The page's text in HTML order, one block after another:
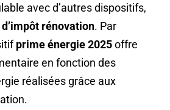
avec d’autres dispositifs,
rénovation. Par
prime énergie 2025offre
en fonction des
réalisées grâce aux